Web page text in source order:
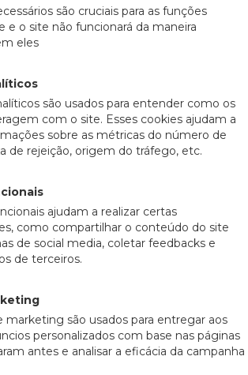
são cruciais para as funções
e o site não funcionará da maneira
eles
são usados para entender como os
com o site. Esses cookies ajudam a
sobre as métricas do número de
de rejeição, origem do tráfego, etc.
ajudam a realizar certas
como compartilhar o conteúdo do site
de social media, coletar feedbacks e
de terceiros.
marketing são usados para entregar aos
personalizados com base nas páginas
antes e analisar a eficácia da campanha